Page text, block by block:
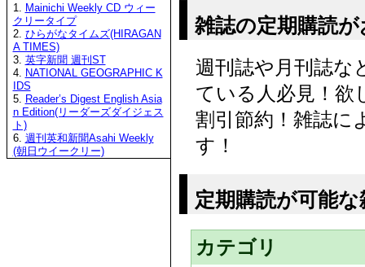
1.
Mainichi Weekly CD ウィー
クリータイプ
2. ひらがなタイムズ(HIRAGAN
A TIMES)
3. 英字新聞 週刊ST
4.
NATIONAL GEOGRAPHIC K
IDS
5.
Reader’s Digest English Asia
n Edition(リーダーズダイジェス
ト)
6. 週刊英和新聞Asahi Weekly
(朝日ウイークリー)
雑誌の定期購読
週刊誌や月刊誌な
ている人必見！欲
割引節約！雑誌に
す！
定期購読が可能
カテゴリ